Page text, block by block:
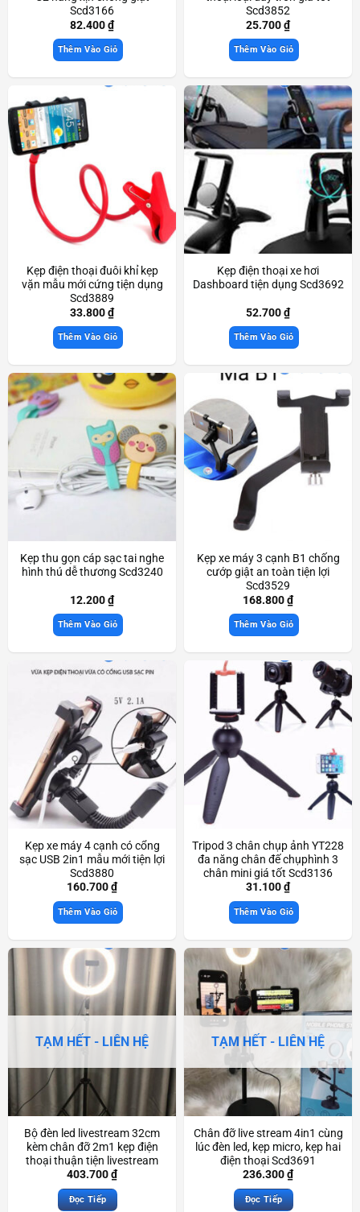
Scd3166
82.400₫
Thêm Vào Giỏ
Scd3852
25.700₫
Thêm Vào Giỏ
Kẹp điện thoại đuôi khỉ kẹp
vặn mẫu mới cứng tiện dụng
Scd3889
33.800₫
Thêm Vào Giỏ
Kẹp điện thoại xe hơi
Dashboard tiện dụng Scd3692
52.700₫
Thêm Vào Giỏ
Kẹp thu gọn cáp sạc tai nghe
hình thú dễ thương Scd3240
12.200₫
Thêm Vào Giỏ
Kẹp xe máy 3 cạnh B1 chống
cướp giật an toàn tiện lợi
Scd3529
168.800₫
Thêm Vào Giỏ
Kẹp xe máy 4 cạnh có cổng
sạc USB 2in1 mẫu mới tiện lợi
Scd3880
160.700₫
Thêm Vào Giỏ
Tripod 3 chân chụp ảnh YT228
đa năng chân đế chụphình 3
chân mini giá tốt Scd3136
31.100₫
Thêm Vào Giỏ
TẠM HẾT - LIÊN HỆ
Bộ đèn led livestream 32cm
kèm chân đỡ 2m1 kẹp điện
thoại thuận tiện livestream
make up chụp ảnh Scd3967
403.700₫
Đọc Tiếp
TẠM HẾT - LIÊN HỆ
Chân đỡ live stream 4in1 cùng
lúc đèn led, kẹp micro, kẹp hai
điện thoại Scd3691
236.300₫
Đọc Tiếp